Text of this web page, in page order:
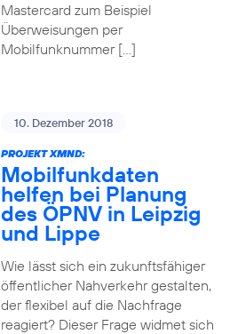
Mastercard zum Beispiel
Überweisungen per
Mobilfunknummer […]
10. Dezember 2018
PROJEKT XMND:
Mobilfunkdaten
helfen bei Planung
des ÖPNV in Leipzig
und Lippe
Wie lässt sich ein zukunftsfähiger
öffentlicher Nahverkehr gestalten,
der flexibel auf die Nachfrage
reagiert? Dieser Frage widmet sich